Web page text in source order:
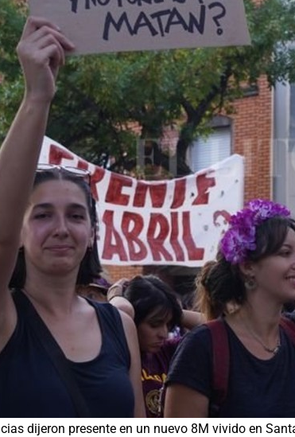
dijeron presente en un nuevo 8M vivido en